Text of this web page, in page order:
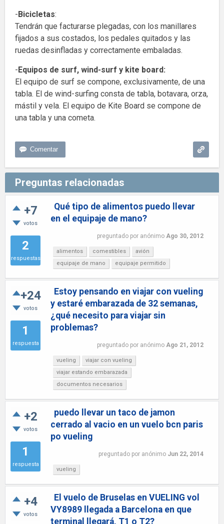
-Bicicletas:
Tendrán que facturarse plegadas, con los manillares
fijados a sus costados, los pedales quitados y las
ruedas desinfladas y correctamente embaladas.
-Equipos de surf, wind-surf y kite board:
El equipo de surf se compone, exclusivamente, de una
tabla. El de wind-surfing consta de tabla, botavara, orza,
mástil y vela. El equipo de Kite Board se compone de
una tabla y una cometa.
Preguntas relacionadas
+7
votos
2
respuestas
Qué tipo de alimentos puedo llevar
en el equipaje de mano?
preguntado por anónimo Ago 30, 2012
alimentos comestibles
avión
equipaje de mano
equipaje permitido
+24
votos
1
respuesta
Estoy pensando en viajar con vueling
y estaré embarazada de 32 semanas,
¿qué necesito para viajar sin
problemas?
preguntado por anónimo Ago 21, 2012
vueling
viajar con vueling
viajar estando embarazada
documentos necesarios
+2
votos
1
respuesta
puedo llevar un taco de jamon
cerrado al vacio en un vuelo bcn paris
po vueling
preguntado por anónimo Jun 22, 2014
vueling
+4
votos
El vuelo de Bruselas en VUELING vol
VY8989 llegada a Barcelona en que
terminal llegará, T1 o T2?